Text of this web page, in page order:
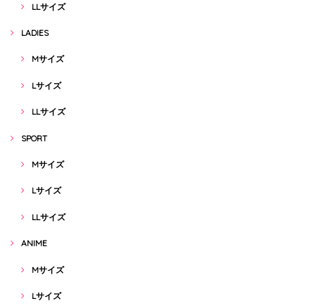
LLサイズ
LADIES
Mサイズ
Lサイズ
LLサイズ
SPORT
Mサイズ
Lサイズ
LLサイズ
ANIME
Mサイズ
Lサイズ